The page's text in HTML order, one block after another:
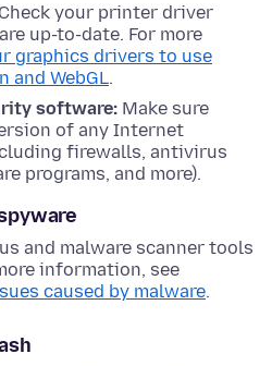
Check your printer driver
up-to-date. For more
graphics drivers to use
and WebGL.
software: Make sure
of any Internet
firewalls, antivirus
programs, and more).
and malware scanner tools
information, see
caused by malware.